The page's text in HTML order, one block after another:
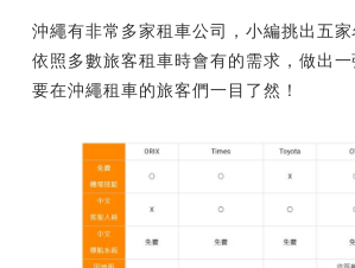
沖繩有非常多家租車公司，小編挑出五家
依照多數旅客租車時會有的需求，做出
要在沖繩租車的旅客們一目了然！